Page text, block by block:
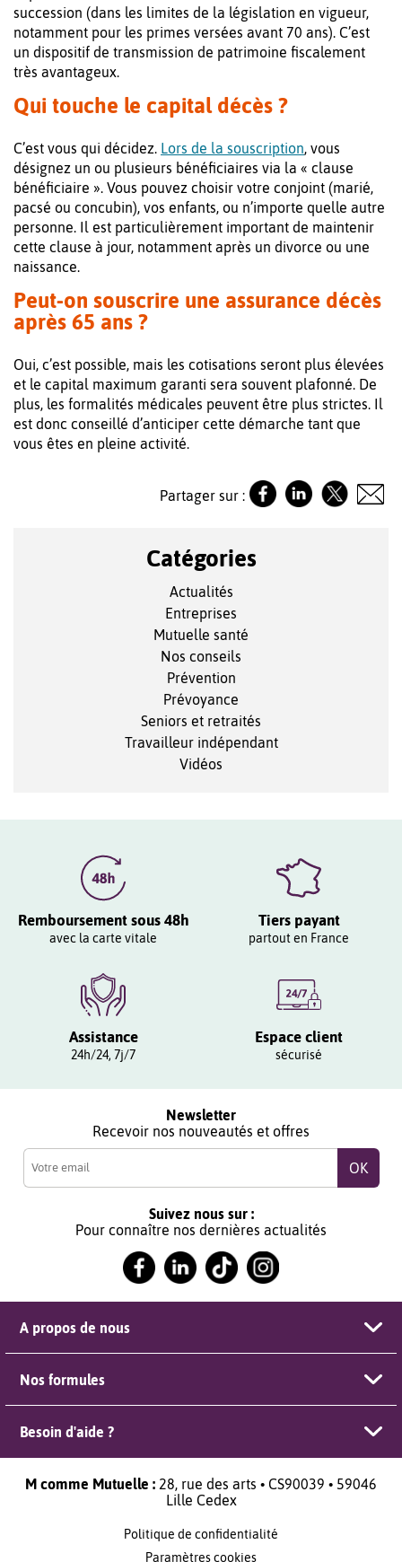
succession (dans les limites de la législation en vigueur,
notamment pour les primes versées avant 70 ans). C’est
un dispositif de transmission de patrimoine fiscalement
très avantageux.
Qui touche le capital décès ?
C’est vous qui décidez. Lors de la souscription, vous
désignez un ou plusieurs bénéficiaires via la « clause
bénéficiaire ». Vous pouvez choisir votre conjoint (marié,
pacsé ou concubin), vos enfants, ou n’importe quelle autre
personne. Il est particulièrement important de maintenir
cette clause à jour, notamment après un divorce ou une
naissance.
Peut-on souscrire une assurance décès
après 65 ans ?
Oui, c’est possible, mais les cotisations seront plus élevées
et le capital maximum garanti sera souvent plafonné. De
plus, les formalités médicales peuvent être plus strictes. Il
est donc conseillé d’anticiper cette démarche tant que
vous êtes en pleine activité.
Partager sur :
Catégories
Actualités
Entreprises
Mutuelle santé
Nos conseils
Prévention
Prévoyance
Seniors et retraités
Travailleur indépendant
Vidéos
Remboursement sous 48h
avec la carte vitale
Tiers payant
partout en France
Assistance
24h/24, 7j/7
Espace client
sécurisé
Newsletter
Recevoir nos nouveautés et offres
Suivez nous sur :
Pour connaître nos dernières actualités
A propos de nous
Nos formules
Besoin d'aide ?
M comme Mutuelle : 28, rue des arts • CS90039 • 59046
Lille Cedex
Politique de confidentialité
Paramètres cookies